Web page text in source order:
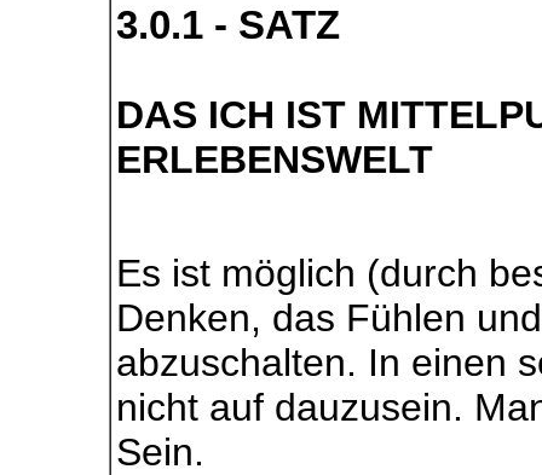
3.0.1 - SATZ
DAS ICH IST
ERLEBENSWELT
Es ist möglich (durch
Denken, das Fühlen
abzuschalten. In einen
nicht auf dauzusein.
Sein.